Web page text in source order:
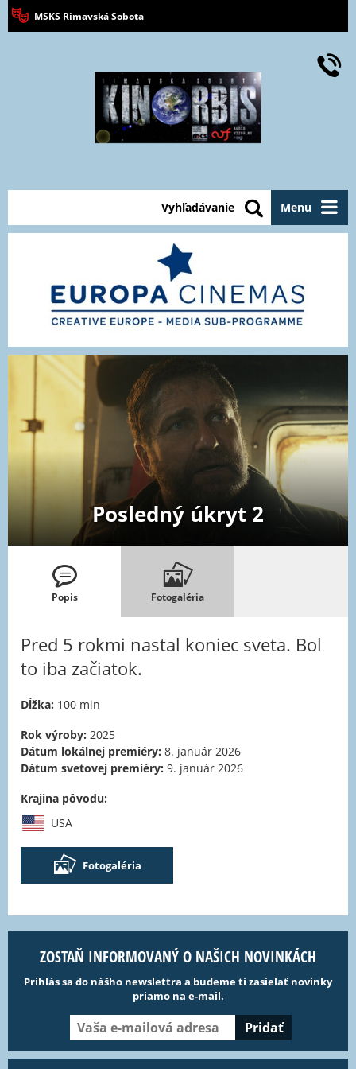
MSKS Rimavská Sobota
Menu
Vyhľadávanie
Posledný úkryt 2
Popis Fotogaléria
Pred 5 rokmi nastal koniec sveta. Bol
to iba začiatok.
Dĺžka: 100 min
Rok výroby: 2025
Dátum lokálnej premiéry: 8. január 2026
Dátum svetovej premiéry: 9. január 2026
Krajina pôvodu:
USA
Fotogaléria
ZOSTAŇ INFORMOVANÝ O NAŠICH NOVINKÁCH
Prihlás sa do nášho newslettra a budeme ti zasielať novinky
priamo na e-mail.